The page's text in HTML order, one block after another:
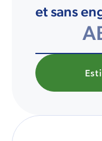
et sans